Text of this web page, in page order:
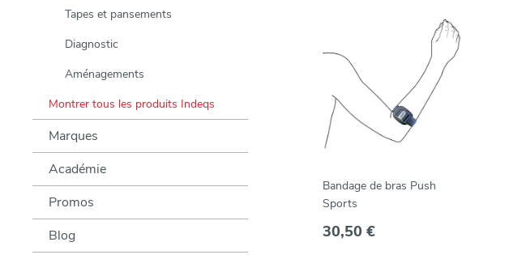
Tapes et pansements
Diagnostic
Aménagements
Montrer tous les produits Indeqs
Marques
Académie
Promos
Blog
Bandage de bras Push
Sports
30,50 €